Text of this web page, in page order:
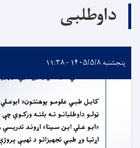
داوطلبی
پنجشنبه ۱۴۰۵/۵/۸ - ۱۱:۳۸